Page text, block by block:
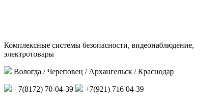
Комплексные системы безопасности, видеонаблюдение,
электротовары
Вологда / Череповец / Архангельск / Краснодар
+7(8172) 70-04-39
+7(921) 716 04-39